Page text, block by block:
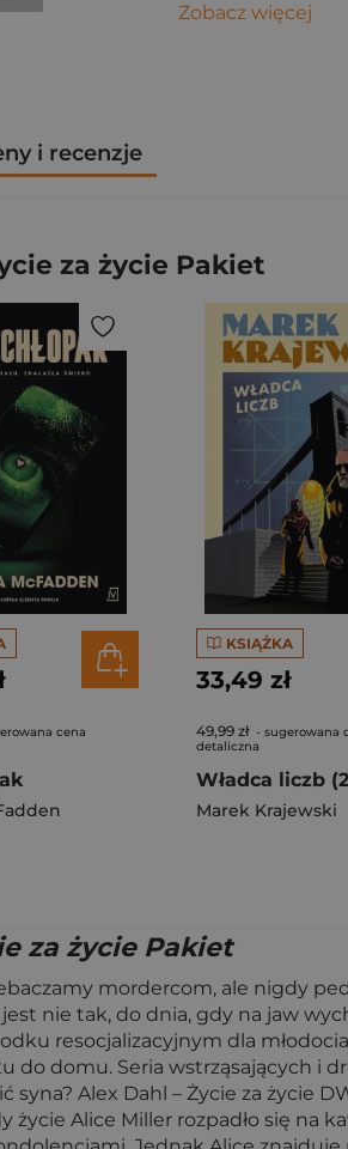
Zobacz więcej
i recenzje
za życie Pakiet
cena
KSIĄŻKA
33,49 zł
49,99 zł - sugerowana
detaliczna
Władca liczb
Marek Krajewski
za życie Pakiet
mordercom, ale nigdy
nie tak, do dnia, gdy na jaw
resocjalizacyjnym dla
do domu. Seria wstrząsających i
Alex Dahl – Życie za życie
życie Alice Miller rozpadło się